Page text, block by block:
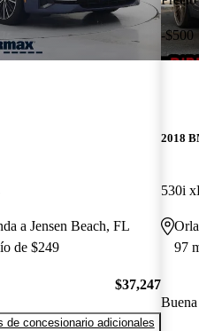
a Jensen Beach, FL
de $249
$37,247
de concesionario adicionales
-$500
2018
530i
97